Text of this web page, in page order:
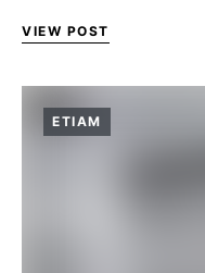
VIEW POST
ETIAM